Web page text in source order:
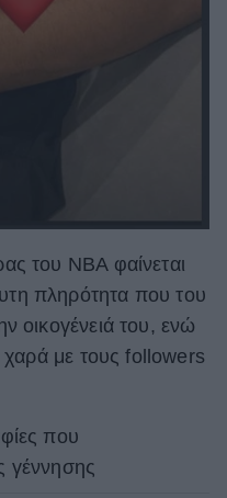
του NBA φαίνεται
πληρότητα που του
οικογένειά του, ενώ
χαρά με τους followers
που
γέννησης